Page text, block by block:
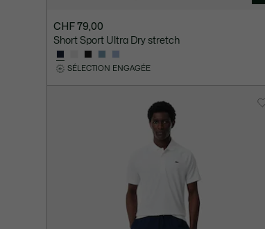
CHF 79,00
Short Sport Ultra Dry stretch
SÉLECTION ENGAGÉE